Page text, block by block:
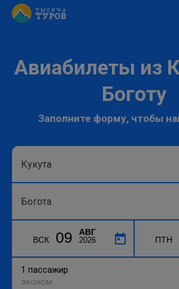
Авиабилеты из
Боготу
Заполните форму, чтобы
ВСК 09 АВГ
2026 ПТН
1 пассажир
эконом